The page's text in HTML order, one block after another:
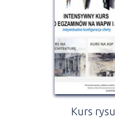
Kurs